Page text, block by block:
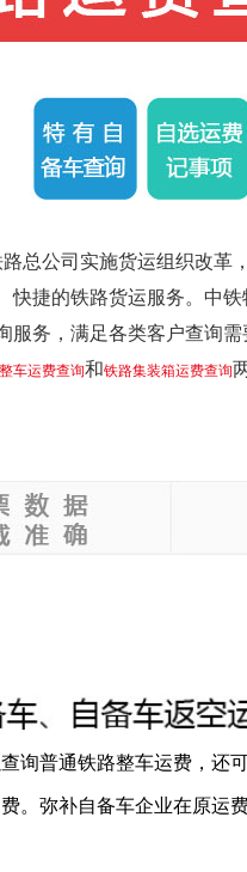
总公司实施货运组织改
快捷的铁路货运服务。中
服务，满足各类客户查询需
车运费查询和铁路集装箱运费查询
询普通铁路整车运费，还
。弥补自备车企业在原运